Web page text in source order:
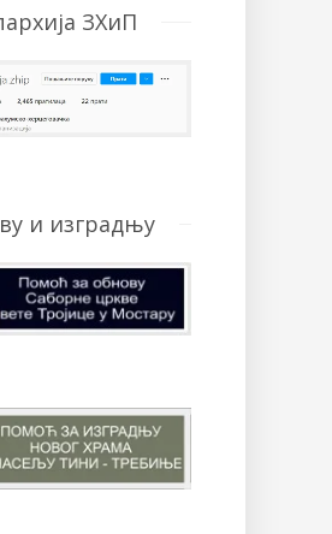
ЗХиП
и изградњу